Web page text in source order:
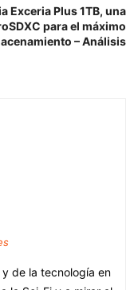
Exceria Plus 1TB, una
para el máximo
– Análisis
de la tecnología en